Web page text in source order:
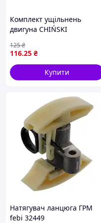
Комплект ущільнень
двигуна CHIŃSKI
4T, KYMCO AGILITY, DINK,
FILLY, PEOPLE, SUPER 8 50
INPARTS IP000095
116.25 ₴
125₴
Купити
Натягувач ланцюга ГРМ
febi 32449